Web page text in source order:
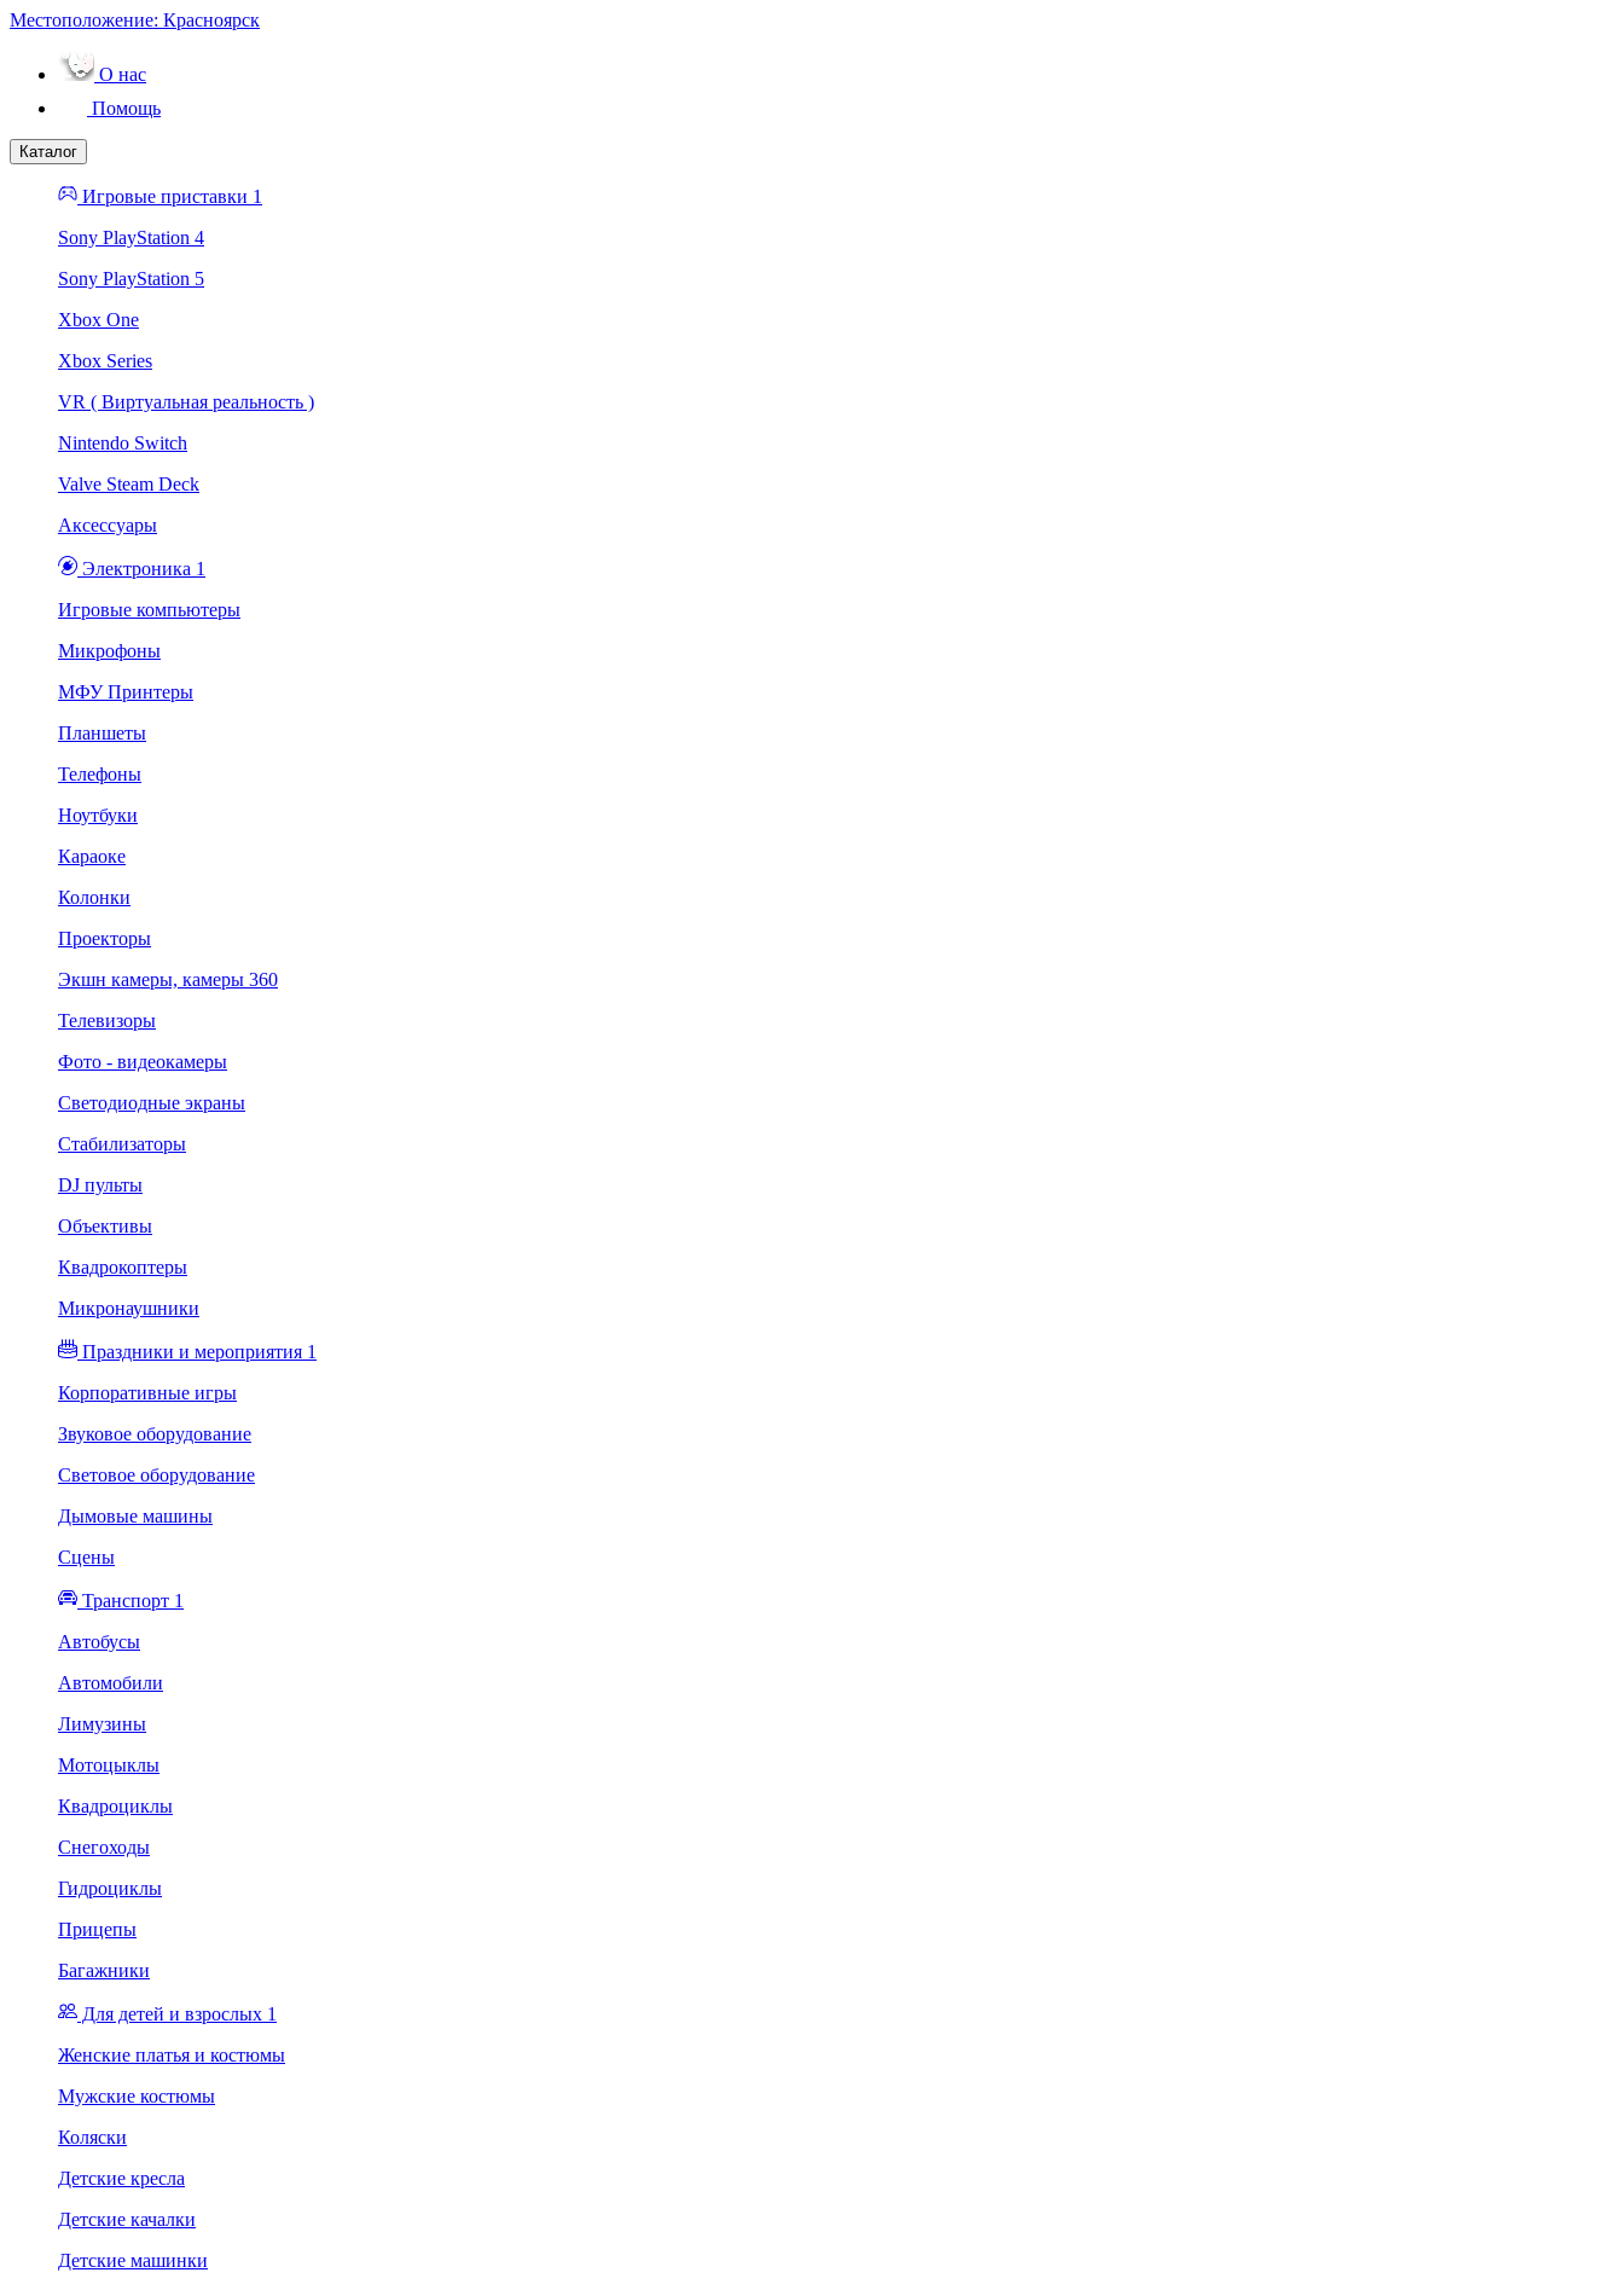
Местоположение: Красноярск
О нас
Помощь
Каталог
Игровые приставки 1
Sony PlayStation 4
Sony PlayStation 5
Xbox One
Xbox Series
VR ( Виртуальная реальность )
Nintendo Switch
Valve Steam Deck
Аксессуары
Электроника 1
Игровые компьютеры
Микрофоны
МФУ Принтеры
Планшеты
Телефоны
Ноутбуки
Караоке
Колонки
Проекторы
Экшн камеры, камеры 360
Телевизоры
Фото - видеокамеры
Светодиодные экраны
Стабилизаторы
DJ пульты
Объективы
Квадрокоптеры
Микронаушники
Праздники и мероприятия 1
Корпоративные игры
Звуковое оборудование
Световое оборудование
Дымовые машины
Сцены
Транспорт 1
Автобусы
Автомобили
Лимузины
Мотоцыклы
Квадроциклы
Снегоходы
Гидроциклы
Прицепы
Багажники
Для детей и взрослых 1
Женские платья и костюмы
Мужские костюмы
Коляски
Детские кресла
Детские качалки
Детские машинки